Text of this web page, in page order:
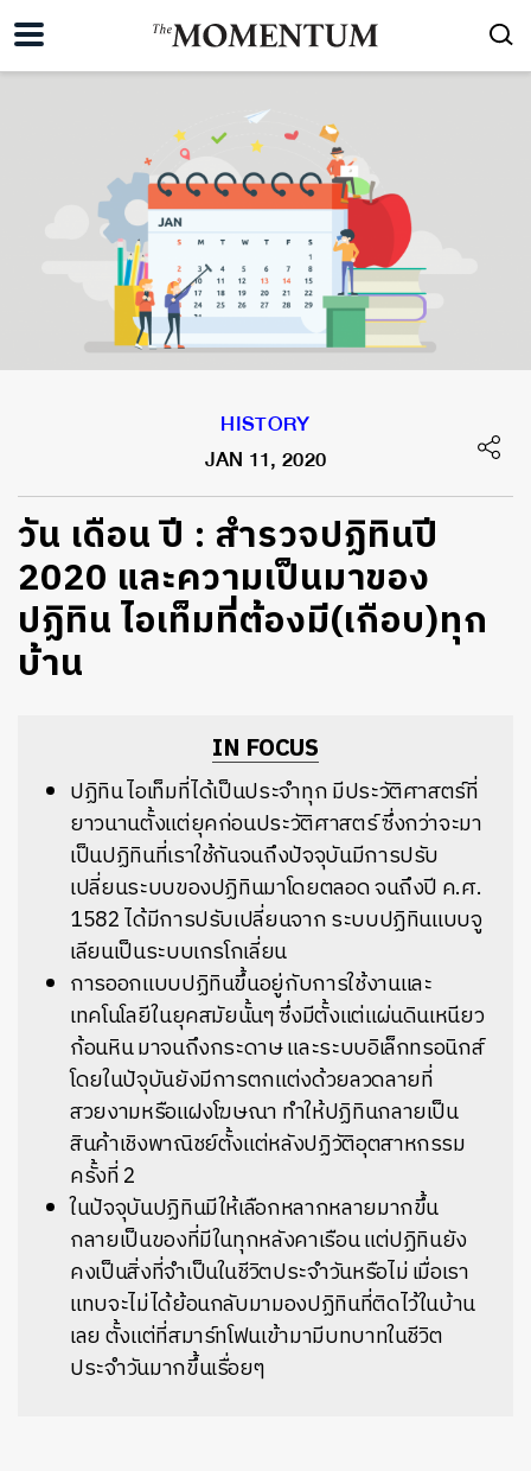
HISTORY
JAN 11, 2020
วัน เดือน ปี : สำรวจปฏิทินปี
2020 และความเป็นมาของ
ปฏิทิน ไอเท็มที่ต้องมี(เกือบ)ทุก
บ้าน
IN FOCUS
ปฏิทิน ไอเท็มที่ได้เป็นประจำทุก มีประวัติศาสตร์ที่
ยาวนานตั้งแต่ยุคก่อนประวัติศาสตร์ ซึ่งกว่าจะมา
เป็นปฏิทินที่เราใช้กันจนถึงปัจจุบันมีการปรับ
เปลี่ยนระบบของปฏิทินมาโดยตลอด จนถึงปี ค.ศ.
1582ได้มีการปรับเปลี่ยนจาก ระบบปฏิทินแบบจู
เลียนเป็นระบบเกรโกเลี่ยน
การออกแบบปฏิทินขึ้นอยู่กับการใช้งานและ
เทคโนโลยีในยุคสมัยนั้นๆ ซึ่งมีตั้งแต่แผ่นดินเหนียว
ก้อนหิน มาจนถึงกระดาษ และระบบอิเล็กทรอนิกส์
โดยในปัจุบันยังมีการตกแต่งด้วยลวดลายที่
สวยงามหรือแฝงโฆษณา ทำให้ปฏิทินกลายเป็น
สินค้าเชิงพาณิชย์ตั้งแต่หลังปฏิวัติอุตสาหกรรม
ครั้งที่2
ในปัจจุบันปฏิทินมีให้เลือกหลากหลายมากขึ้น
กลายเป็นของที่มีในทุกหลังคาเรือน แต่ปฏิทินยัง
คงเป็นสิ่งที่จำเป็นในชีวิตประจำวันหรือไม่ เมื่อเรา
แทบจะไม่ได้ย้อนกลับมามองปฏิทินที่ติดไว้ในบ้าน
เลย ตั้งแต่ที่สมาร์ทโฟนเข้ามามีบทบาทในชีวิต
ประจำวันมากขึ้นเรื่อยๆ